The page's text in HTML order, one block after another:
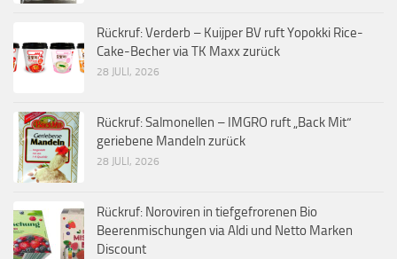
Rückruf: Verderb – Kuijper BV ruft Yopokki Rice-
Cake-Becher via TK Maxx zurück
28 JULI, 2026
Rückruf: Salmonellen – IMGRO ruft „Back Mit“
geriebene Mandeln zurück
28 JULI, 2026
Rückruf: Noroviren in tiefgefrorenen Bio
Beerenmischungen via Aldi und Netto Marken
Discount